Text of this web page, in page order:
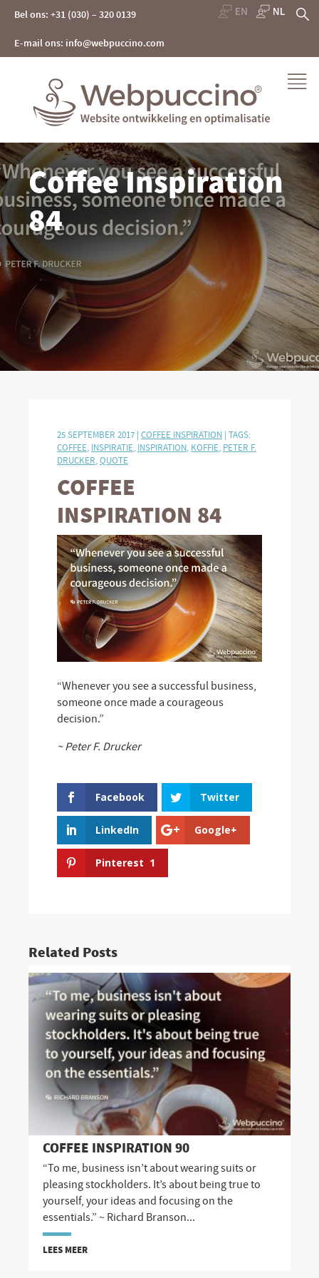
content
Bel ons: +31 (030) – 320 0139
E-mail ons: info@webpuccino.com
Webpuccino® website ontwikkeling en optimalisatie
Je website beheren alsof je koffie drinkt
Coffee Inspiration
84
25 SEPTEMBER 2017 | COFFEE INSPIRATION | TAGS:
COFFEE INSPIRATIE INSPIRATION KOFFIE PETER F.
DRUCKER QUOTE
COFFEE
INSPIRATION 84
“Whenever you see a successful business,
someone once made a courageous
decision.”
~ Peter F. Drucker
Facebook Twitter
LinkedIn Google+
Pinterest 1
Related Posts
COFFEE INSPIRATION 90
“To me, business isn’t about wearing suits or
pleasing stockholders. It’s about being true to
yourself, your ideas and focusing on the
essentials.” ~ Richard Branson...
LEES MEER